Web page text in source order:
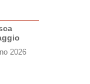
2026